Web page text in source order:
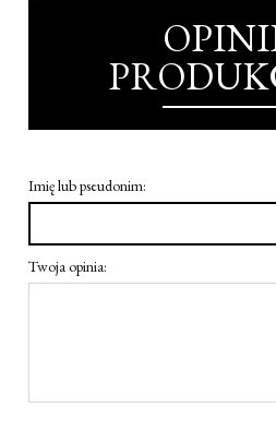
Imię lub pseudonim:
Twoja opinia: